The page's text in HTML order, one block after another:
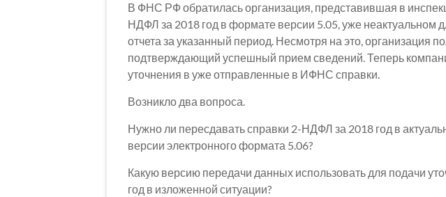
В ФНС РФ обратилась организация, представившая в
НДФЛ за 2018 год в формате версии 5.05, уже неактуальном
отчета за указанный период. Несмотря на это, организация
подтверждающий успешный прием сведений. Теперь
уточнения в уже отправленные в ИФНС справки.
Возникло два вопроса.
Нужно ли пересдавать справки 2-НДФЛ за 2018 год в
версии электронного формата 5.06?
Какую версию передачи данных использовать для подачи
год в изложенной ситуации?